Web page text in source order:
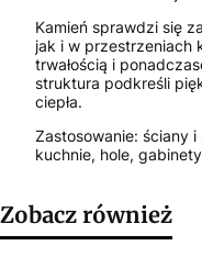
Kamień sprawdzi się
jak i w przestrzeniach
trwałością i
struktura podkreśli
ciepła.
Zastosowanie: ściany i
kuchnie, hole,
Zobacz również